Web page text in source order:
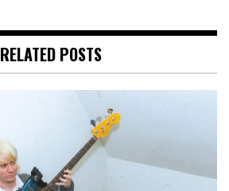
RELATED POSTS